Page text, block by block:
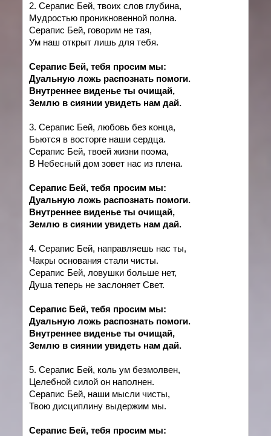
2. Серапис Бей, твоих слов глубина,
Мудростью проникновенной полна.
Серапис Бей, говорим не тая,
Ум наш открыт лишь для тебя.
Серапис Бей, тебя просим мы:
Дуальную ложь распознать помоги.
Внутреннее виденье ты очищай,
Землю в сиянии увидеть нам дай.
3. Серапис Бей, любовь без конца,
Бьются в восторге наши сердца.
Серапис Бей, твоей жизни поэма,
В Небесный дом зовет нас из плена.
Серапис Бей, тебя просим мы:
Дуальную ложь распознать помоги.
Внутреннее виденье ты очищай,
Землю в сиянии увидеть нам дай.
4. Серапис Бей, направляешь нас ты,
Чакры основания стали чисты.
Серапис Бей, ловушки больше нет,
Душа теперь не заслоняет Свет.
Серапис Бей, тебя просим мы:
Дуальную ложь распознать помоги.
Внутреннее виденье ты очищай,
Землю в сиянии увидеть нам дай.
5. Серапис Бей, коль ум безмолвен,
Целебной силой он наполнен.
Серапис Бей, наши мысли чисты,
Твою дисциплину выдержим мы.
Серапис Бей, тебя просим мы: